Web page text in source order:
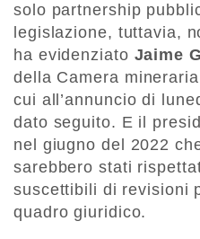
solo partnership
legislazione, tuttavia,
ha evidenziato Jaime
della Camera
cui all’annuncio di
dato seguito. E il
nel giugno del 2022
sarebbero stati
suscettibili di revisioni
quadro giuridico.